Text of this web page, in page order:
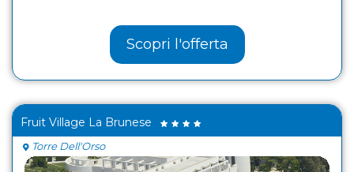
Scopri l'offerta
Fruit Village La Brunese
Torre Dell'Orso